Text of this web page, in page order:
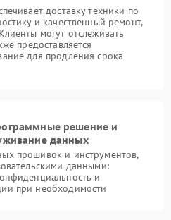
доставку техники по
и качественный ремонт,
могут отслеживать
предоставляется
для продления срока
решение и
данных
прошивок и инструментов,
данными:
и
при необходимости